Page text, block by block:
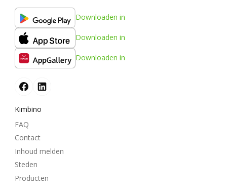
Downloaden in
Downloaden in
Downloaden in
Kimbino
FAQ
Contact
Inhoud melden
Steden
Producten